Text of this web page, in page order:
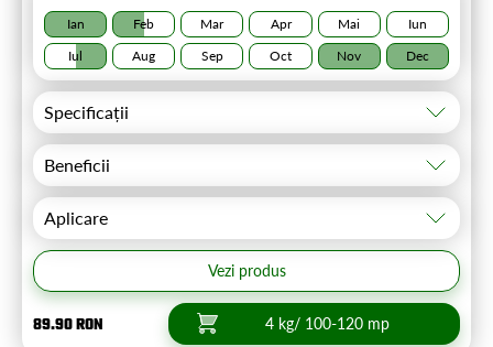
Ian Feb Mar Apr Mai
Iun
Iul
Aug Sep Oct Nov Dec
Specificații
Beneficii
Aplicare
Vezi produs
89.90 RON 4 kg/ 100-120 mp